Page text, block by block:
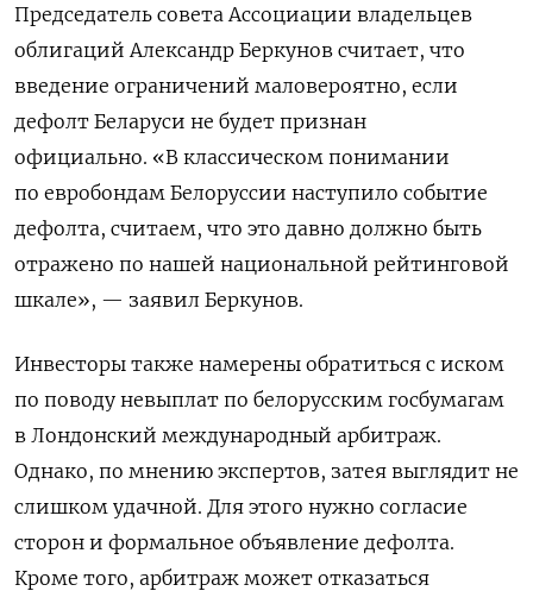
Председатель совета Ассоциации владельцев
облигаций Александр Беркунов считает, что
введение ограничений маловероятно, если
дефолт Беларуси не будет признан
официально. «В классическом понимании
по евробондам Белоруссии наступило событие
дефолта, считаем, что это давно должно быть
отражено по нашей национальной рейтинговой
шкале», — заявил Беркунов.
Инвесторы также намерены обратиться с иском
по поводу невыплат по белорусским госбумагам
в Лондонский международный арбитраж.
Однако, по мнению экспертов, затея выглядит не
слишком удачной. Для этого нужно согласие
сторон и формальное объявление дефолта.
Кроме того, арбитраж может отказаться